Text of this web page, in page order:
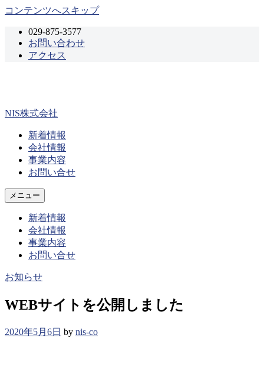
コンテンツへスキップ
029-875-3577
お問い合わせ
アクセス
NIS株式会社
新着情報
会社情報
事業内容
お問い合せ
メニュー
新着情報
会社情報
事業内容
お問い合せ
お知らせ
WEBサイトを公開しました
2020年5月6日 by nis-co